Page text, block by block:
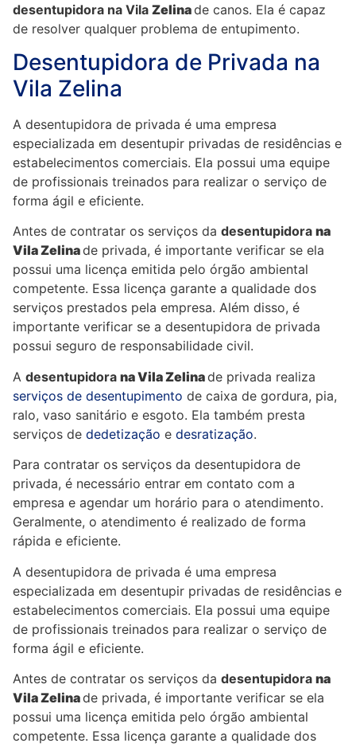
desentupidora na Vila Zelinade canos. Ela é capaz
de resolver qualquer problema de entupimento.
Desentupidora de Privada na
Vila Zelina
A desentupidora de privada é uma empresa
especializada em desentupir privadas de residências e
estabelecimentos comerciais. Ela possui uma equipe
de profissionais treinados para realizar o serviço de
forma ágil e eficiente.
Antes de contratar os serviços da desentupidora na
VilaZelinade privada, é importante verificar se ela
possui uma licença emitida pelo órgão ambiental
competente. Essa licença garante a qualidade dos
serviços prestados pela empresa. Além disso, é
importante verificar se a desentupidora de privada
possui seguro de responsabilidade civil.
A desentupidora na VilaZelinade privada realiza
serviços de desentupimento de caixa de gordura, pia,
ralo, vaso sanitário e esgoto. Ela também presta
serviços de dedetização e desratização.
Para contratar os serviços da desentupidora de
privada, é necessário entrar em contato com a
empresa e agendar um horário para o atendimento.
Geralmente, o atendimento é realizado de forma
rápida e eficiente.
A desentupidora de privada é uma empresa
especializada em desentupir privadas de residências e
estabelecimentos comerciais. Ela possui uma equipe
de profissionais treinados para realizar o serviço de
forma ágil e eficiente.
Antes de contratar os serviços da desentupidora na
VilaZelinade privada, é importante verificar se ela
possui uma licença emitida pelo órgão ambiental
competente. Essa licença garante a qualidade dos